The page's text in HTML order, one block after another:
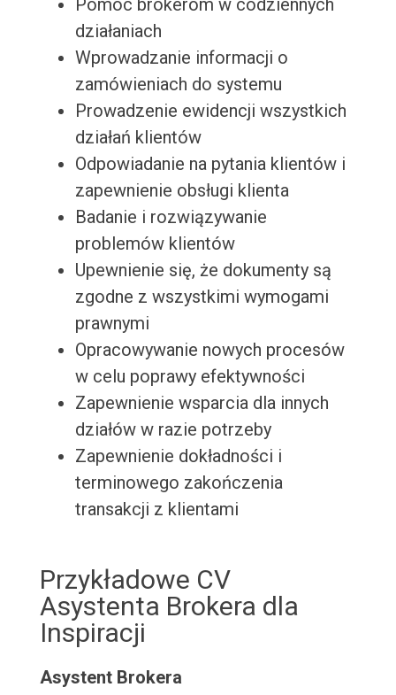
Pomoc brokerom w codziennych
działaniach
Wprowadzanie informacji o
zamówieniach do systemu
Prowadzenie ewidencji wszystkich
działań klientów
Odpowiadanie na pytania klientów i
zapewnienie obsługi klienta
Badanie i rozwiązywanie
problemów klientów
Upewnienie się, że dokumenty są
zgodne z wszystkimi wymogami
prawnymi
Opracowywanie nowych procesów
w celu poprawy efektywności
Zapewnienie wsparcia dla innych
działów w razie potrzeby
Zapewnienie dokładności i
terminowego zakończenia
transakcji z klientami
Przykładowe CV
Asystenta Brokera dla
Inspiracji
Asystent Brokera